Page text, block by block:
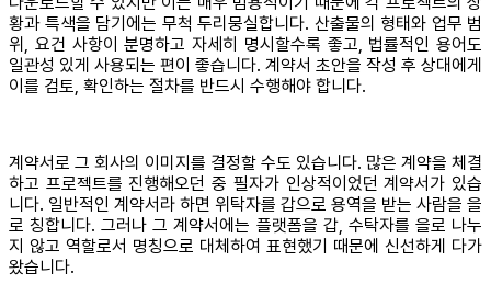
황과 특색을 담기에는 무척 두리뭉실합니다. 산출물의 형태와 업무 범
위, 요건 사항이 분명하고 자세히 명시할수록 좋고, 법률적인 용어도
일관성 있게 사용되는 편이 좋습니다. 계약서 초안을 작성 후 상대에게
이를 검토, 확인하는 절차를 반드시 수행해야 합니다.
계약서로 그 회사의 이미지를 결정할 수도 있습니다. 많은 계약을 체결
하고 프로젝트를 진행해오던 중 필자가 인상적이었던 계약서가 있습
니다. 일반적인 계약서라 하면 위탁자를 갑으로 용역을 받는 사람을 을
로 칭합니다. 그러나 그 계약서에는 플랫폼을 갑, 수탁자를 을로 나누
지 않고 역할로서 명칭으로 대체하여 표현했기 때문에 신선하게 다가
왔습니다.